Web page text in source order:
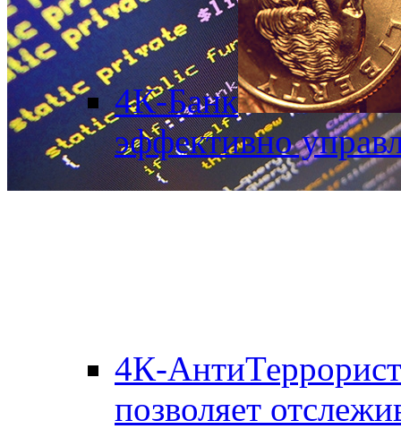
4К-Банк
эффективно
4К-АнтиТеррорист
позволяет